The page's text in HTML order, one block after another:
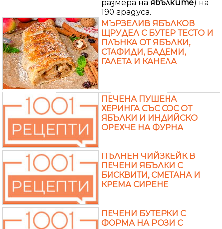
размера на ябълките) на
190 градуса.
МЪРЗЕЛИВ ЯБЪЛКОВ
ЩРУДЕЛ С БУТЕР ТЕСТО И
ПЛЪНКА ОТ ЯБЪЛКИ,
СТАФИДИ, БАДЕМИ,
ГАЛЕТА И КАНЕЛА
ПЕЧЕНА ПУШЕНА
ХЕРИНГА СЪС СОС ОТ
ЯБЪЛКИ И ИНДИЙСКО
ОРЕХЧЕ НА ФУРНА
ПЪЛНЕН ЧИЙЗКЕЙК В
ПЕЧЕНИ ЯБЪЛКИ С
БИСКВИТИ, СМЕТАНА И
КРЕМА СИРЕНЕ
ПЕЧЕНИ БУТЕРКИ С
ФОРМА НА РОЗИ С